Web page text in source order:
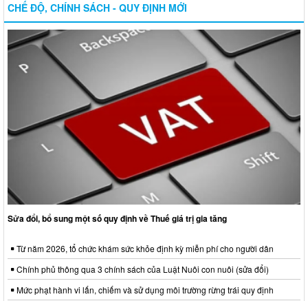
CHẾ ĐỘ, CHÍNH SÁCH - QUY ĐỊNH MỚI
Sửa đổi, bổ sung một số quy định về Thuế giá trị gia tăng
Từ năm 2026, tổ chức khám sức khỏe định kỳ miễn phí cho người dân
Chính phủ thông qua 3 chính sách của Luật Nuôi con nuôi (sửa đổi)
Mức phạt hành vi lấn, chiếm và sử dụng môi trường rừng trái quy định